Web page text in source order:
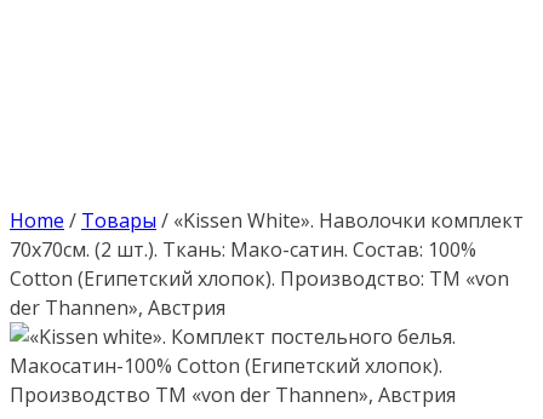
Home / Товары / «Kissen White». Наволочки комплект
70х70см. (2 шт.). Ткань: Мако-сатин. Состав: 100%
Cotton (Египетский хлопок). Производство: ТМ «von
der Thannen», Австрия